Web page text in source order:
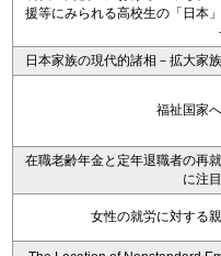
援等にみられる高校生の「日本
日本家族の現代的諸相－拡大家
福祉国家
在職老齢年金と定年退職者の再
に注
女性の就労に対する